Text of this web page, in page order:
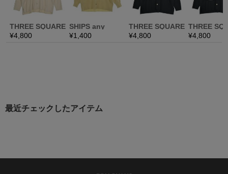
最近チェックしたアイテム